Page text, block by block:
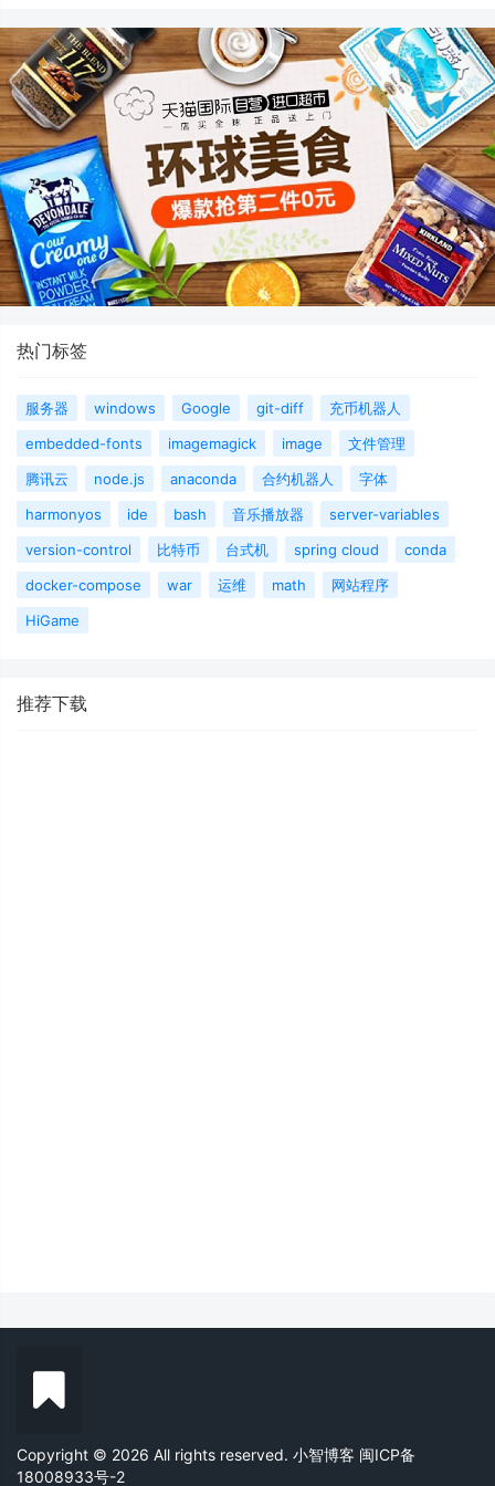
热门标签
服务器 windows Google git-diff
充币机器人
embedded-fonts
imagemagick image
文件管理
腾讯云
node.js anaconda 合约机器人
字体
harmonyos
ide bash 音乐播放器
server-variables
version-control
比特币 台式机 spring cloud
conda
docker-compose
war 运维 math
网站程序
HiGame
推荐下载
Copyright © 2026 All rights reserved. 小智博客 闽ICP备
18008933号-2